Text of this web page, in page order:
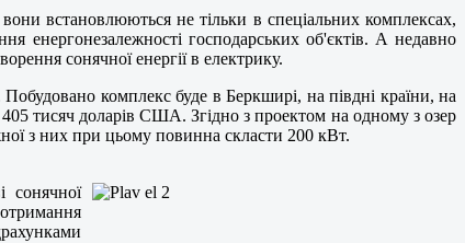
встановлюються не тільки в спеціальних комплексах,
енергонезалежності господарських об'єктів. А недавно
сонячної енергії в електрику.
комплекс буде в Беркширі, на півдні країни, на
тисяч доларів США. Згідно з проектом на одному з озер
з них при цьому повинна скласти 200 кВт.
сонячної